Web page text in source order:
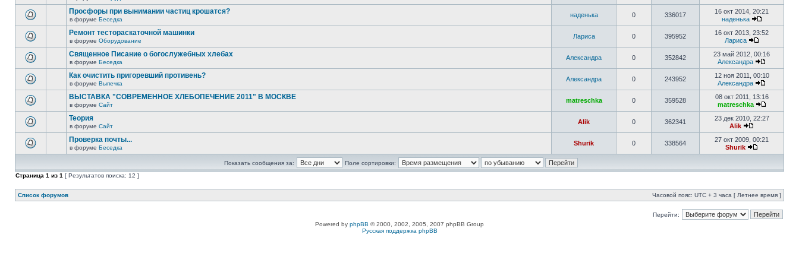
Просфоры при вынимании частиц крошатся?
в форуме Беседка
наденька 0 336017
16 окт 2014, 20:21
наденька
Ремонт тестораскаточной машинки
в форуме Оборудование
Лариса 0 395952
16 окт 2013, 23:52
Лариса
Священное Писание о богослужебных хлебах
в форуме Беседка
Александра 0 352842
23 май 2012, 00:16
Александра
Как очистить пригоревший противень?
в форуме Выпечка
Александра 0 243952
12 ноя 2011, 00:10
Александра
ВЫСТАВКА "СОВРЕМЕННОЕ ХЛЕБОПЕЧЕНИЕ 2011" В МОСКВЕ
в форуме Сайт
matreschka 0 359528
08 окт 2011, 13:16
matreschka
Теория
в форуме Сайт
Alik 0 362341
23 дек 2010, 22:27
Alik
Проверка почты...
в форуме Беседка
Shurik 0 338564
27 окт 2009, 00:21
Shurik
Показать сообщения за:
Поле сортировки:
Страница 1 из 1 [ Результатов поиска: 12 ]
Список форумов Часовой пояс: UTC + 3 часа [ Летнее время ]
Перейти:
Powered by phpBB © 2000, 2002, 2005, 2007 phpBB Group
Русская поддержка phpBB